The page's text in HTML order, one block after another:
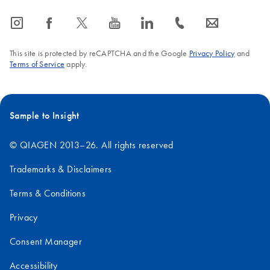
icon_0065_instagram-s icon_0064_facebook-s icon_0340_cc_gen_x-s icon_0077_youtube-s icon_0066_linkedin-s icon_0072_phone-s icon_0063_envelope-s
This site is protected by reCAPTCHA and the Google Privacy Policyand
Terms of Service apply.
Sample to Insight
© QIAGEN 2013–26. All rights reserved
Trademarks & Disclaimers
Terms & Conditions
Privacy
Consent Manager
Accessibility